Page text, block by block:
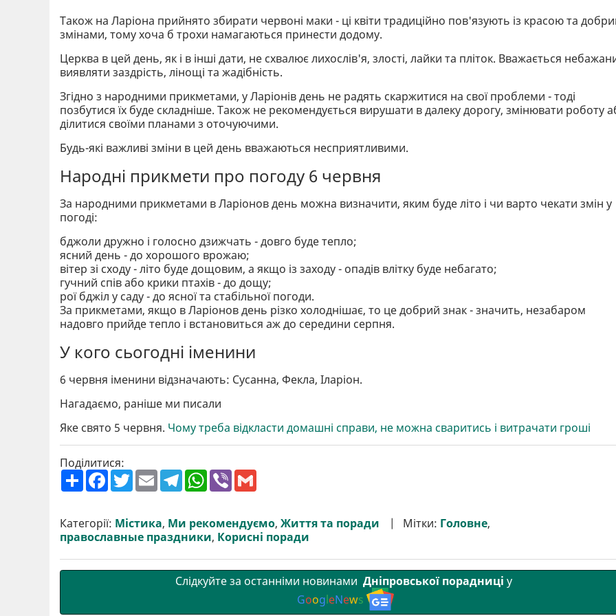
Також на Ларіона прийнято збирати червоні маки - ці квіти традиційно пов'язують із красою та
змінами, тому хоча б трохи намагаються принести додому.
Церква в цей день, як і в інші дати, не схвалює лихослів'я, злості, лайки та пліток. Вважається
виявляти заздрість, лінощі та жадібність.
Згідно з народними прикметами, у Ларіонів день не радять скаржитися на свої проблеми - тоді
позбутися їх буде складніше. Також не рекомендується вирушати в далеку дорогу, змінювати роботу
ділитися своїми планами з оточуючими.
Будь-які важливі зміни в цей день вважаються несприятливими.
Народні прикмети про погоду 6 червня
За народними прикметами в Ларіонов день можна визначити, яким буде літо і чи варто чекати змін у
погоді:
бджоли дружно і голосно дзижчать - довго буде тепло;
ясний день - до хорошого врожаю;
вітер зі сходу - літо буде дощовим, а якщо із заходу - опадів влітку буде небагато;
гучний спів або крики птахів - до дощу;
рої бджіл у саду - до ясної та стабільної погоди.
За прикметами, якщо в Ларіонов день різко холоднішає, то це добрий знак - значить, незабаром
надовго прийде тепло і встановиться аж до середини серпня.
У кого сьогодні іменини
6 червня іменини відзначають: Сусанна, Фекла, Іларіон.
Нагадаємо, раніше ми писали
Яке свято 5 червня. Чому треба відкласти домашні справи, не можна сваритись і витрачати гроші
Поділитися:
П
о
р
и
т
F
a
b
o
o
T
w
t
e
r
E
m
l
T
e
g
r
a
W
h
s
A
p
V
r l
Категорії: Містика, Ми рекомендуємо, Життя та поради Мітки: Головне,
православные праздники, Корисні поради
Слідкуйте за останніми новинами Дніпровської порадниці у
GoogleNews